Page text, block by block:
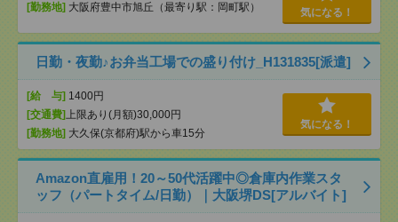
[勤務地] 大阪府豊中市旭丘（最寄り駅：岡町駅） 気になる！
日勤・夜勤♪お弁当工場での盛り付け_H131835[派遣]
[給 与] 1400円
[交通費] 上限あり(月額)30,000円
[勤務地] 大久保(京都府)駅から車15分
気になる！
Amazon直雇用！20～50代活躍中◎倉庫内作業スタ
ッフ（パートタイム/日勤）｜大阪堺DS[アルバイト]